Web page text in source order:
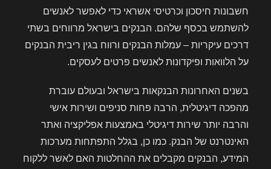
חשבונות חיסכון וכרטיסי אשראי כדי לאפשר לאנשים
להשתמש בכסף שלהם. הבנקים בישראל מרווחים בשתי
דרכים עיקריות – עמלות הבנקים ורווח בגין ריבית הבנקים
על הלוואות ופיקדונות לאנשים פרטים לעסקים.
בשנים האחרונות הבנקאות בישראל ובעולם עוברת
מהפכה דיגיטלית, הרבה פחות סניפים ושירות אישי
והרבה יותר שירות דיגיטלי באמצעות אפליקציה ואתר
האינטרנט של הבנק. כמו כן, בגלל התפתחות מערכות
המידע, הבנקים מקבלים את ההחלטות האם לאשר ללקוח